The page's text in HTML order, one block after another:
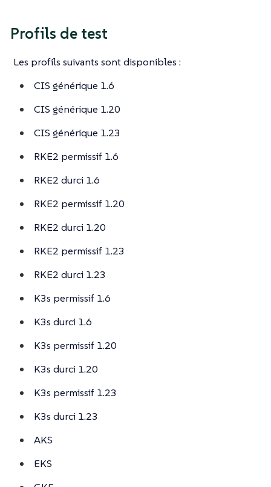
Profils de test
Les profils suivants sont disponibles :
CIS générique 1.6
CIS générique 1.20
CIS générique 1.23
RKE2 permissif 1.6
RKE2 durci 1.6
RKE2 permissif 1.20
RKE2 durci 1.20
RKE2 permissif 1.23
RKE2 durci 1.23
K3s permissif 1.6
K3s durci 1.6
K3s permissif 1.20
K3s durci 1.20
K3s permissif 1.23
K3s durci 1.23
AKS
EKS